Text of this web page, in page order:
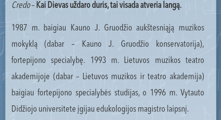
Credo– Kai Dievas uždaro duris, tai visada atveria langą.
1987 m. baigiau Kauno J. Gruodžio aukštesniąją muzikos
mokyklą (dabar – Kauno J. Gruodžio konservatorija),
fortepijono specialybę. 1993 m. Lietuvos muzikos teatro
akademijoje (dabar – Lietuvos muzikos ir teatro akademija)
baigiau fortepijono specialybės studijas, o 1996 m. Vytauto
Didžiojo universitete įgijau edukologijos magistro laipsnį.